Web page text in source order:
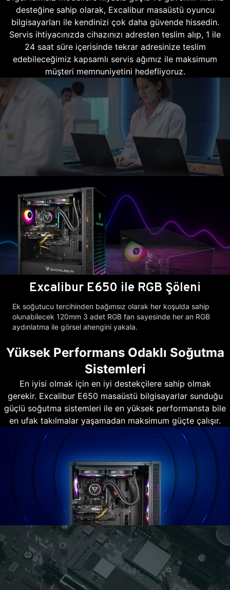
desteğine sahip olarak, Excalibur masaüstü oyuncu
bilgisayarları ile kendinizi çok daha güvende hissedin.
Servis ihtiyacınızda cihazınızı adresten teslim alıp, 1 ile
24 saat süre içerisinde tekrar adresinize teslim
edebileceğimiz kapsamlı servis ağımız ile maksimum
müşteri memnuniyetini hedefliyoruz.
Excalibur E650 ile RGB Şöleni
Ek soğutucu tercihinden bağımsız olarak her koşulda sahip
olunabilecek 120mm 3 adet RGB fan sayesinde her an RGB
aydınlatma ile görsel ahengini yakala.
Yüksek Performans Odaklı Soğutma
Sistemleri
En iyisi olmak için en iyi destekçilere sahip olmak
gerekir. Excalibur E650 masaüstü bilgisayarlar sunduğu
güçlü soğutma sistemleri ile en yüksek performansta bile
en ufak takılmalar yaşamadan maksimum güçte çalışır.